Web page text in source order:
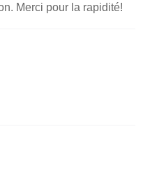
Merci pour la rapidité!